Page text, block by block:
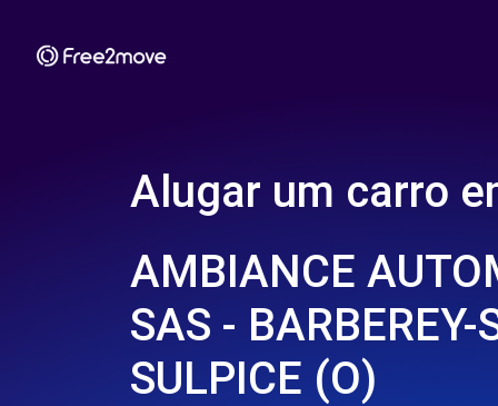
Alugar um carro
AMBIANCE
SAS - BARBEREY-
SULPICE (O)